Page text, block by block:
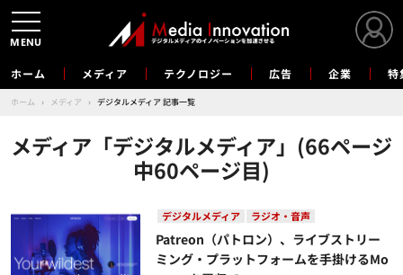
ホーム メディア テクノロジー 広告 企業 特
ホーム › メディア › デジタルメディア 記事一覧
メディア「デジタルメディア」(66ページ
中60ページ目)
デジタルメディア ラジオ・音声
Patreon（パトロン）、ライブストリー
ミング・プラットフォームを手掛けるMo
MENU